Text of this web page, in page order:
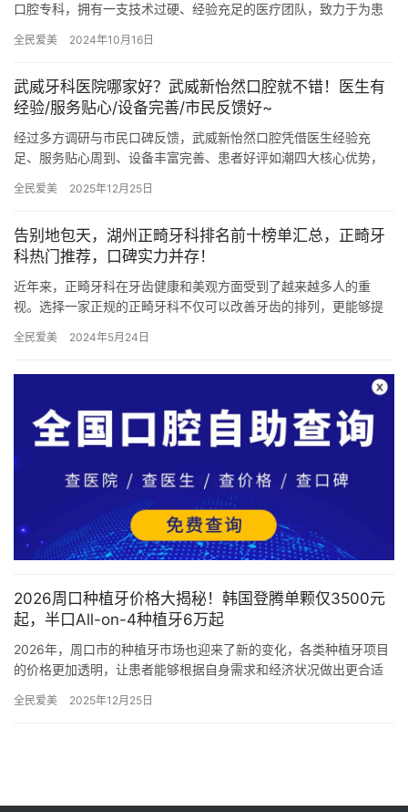
口腔专科，拥有一支技术过硬、经验充足的医疗团队，致力于为患
项目内…
全民爱美 2024年10月16日
武威牙科医院哪家好？武威新怡然口腔就不错！医生有
经验/服务贴心/设备完善/市民反馈好~
经过多方调研与市民口碑反馈，武威新怡然口腔凭借医生经验充
足、服务贴心周到、设备丰富完善、患者好评如潮四大核心优势，
入了解这…
全民爱美 2025年12月25日
告别地包天，湖州正畸牙科排名前十榜单汇总，正畸牙
科热门推荐，口碑实力并存！
近年来，正畸牙科在牙齿健康和美观方面受到了越来越多人的重
视。选择一家正规的正畸牙科不仅可以改善牙齿的排列，更能够提
技术水平…
全民爱美 2024年5月24日
2026周口种植牙价格大揭秘！韩国登腾单颗仅3500元
起，半口All-on-4种植牙6万起
2026年，周口市的种植牙市场也迎来了新的变化，各类种植牙项目
的价格更加透明，让患者能够根据自身需求和经济状况做出更合适
表，…
全民爱美 2025年12月25日